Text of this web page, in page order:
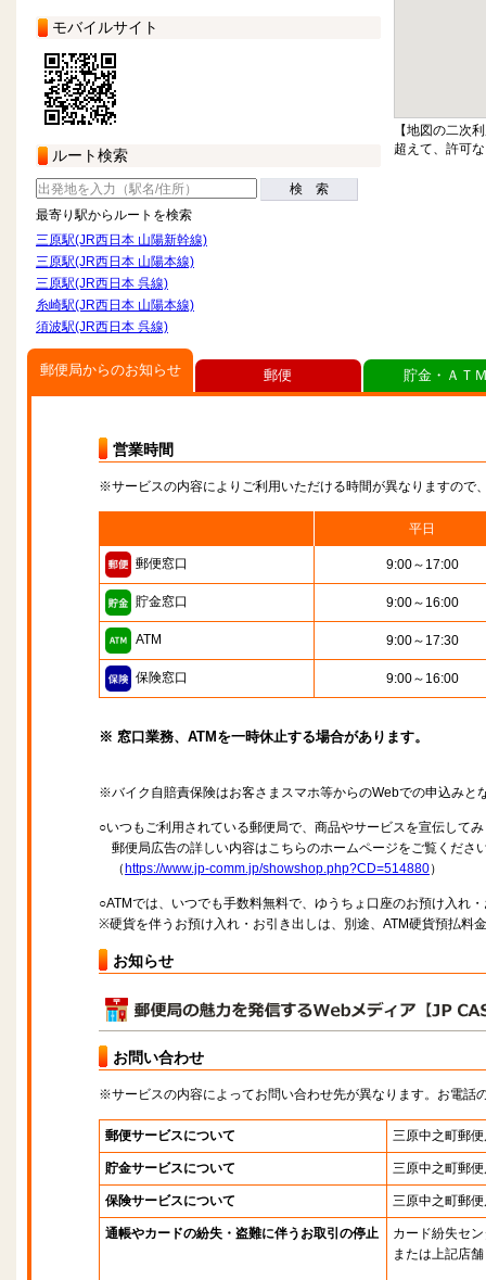
モバイルサイト
ルート検索
検 索
最寄り駅からルートを検索
三原駅(JR西日本 山陽新幹線)
三原駅(JR西日本 山陽本線)
三原駅(JR西日本 呉線)
糸崎駅(JR西日本 山陽本線)
須波駅(JR西日本 呉線)
【地図の二次
超えて、許可
郵便局からのお知らせ
営業時間
※サービスの内容によりご利用いただける時間が異なりますので
平日
郵便窓口 9:00～17:00
貯金窓口 9:00～16:00
ATM 9:00～17:30
保険窓口 9:00～16:00
※ 窓口業務、ATMを一時休止する場合があります。
※バイク自賠責保険はお客さまスマホ等からのWebでの申込みと
○いつもご利用されている郵便局で、商品やサービスを宣伝して
郵便局広告の詳しい内容はこちらのホームページをご覧くださ
（ https://www.jp-comm.jp/showshop.php?CD=514880）
○ATMでは、いつでも手数料無料で、ゆうちょ口座のお預け入れ
※硬貨を伴うお預け入れ・お引き出しは、別途、ATM硬貨預払料
お知らせ
お問い合わせ
※サービスの内容によってお問い合わせ先が異なります。お電話
郵便サービスについて 三原中之町郵
貯金サービスについて 三原中之町郵
保険サービスについて 三原中之町郵
通帳やカードの紛失・盗難に伴うお取引の停止
カード紛失セ
または上記店舗
郵便 貯金・ＡＴ